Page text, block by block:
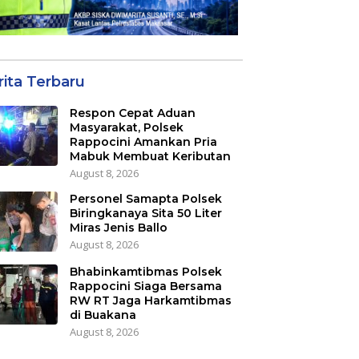
Terbaru
Respon Cepat Aduan
Masyarakat, Polsek
Rappocini Amankan Pria
Mabuk Membuat Keributan
August 8, 2026
Personel Samapta Polsek
Biringkanaya Sita 50 Liter
Miras Jenis Ballo
August 8, 2026
Bhabinkamtibmas Polsek
Rappocini Siaga Bersama
RW RT Jaga Harkamtibmas
di Buakana
August 8, 2026